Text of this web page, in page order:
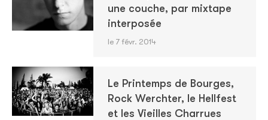
une couche, par mixtape
interposée
le 7 févr. 2014
Le Printemps de Bourges,
Rock Werchter, le Hellfest
et les Vieilles Charrues